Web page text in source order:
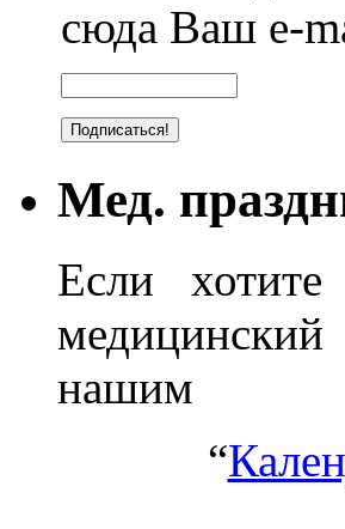
сюда Ваш e-
Мед.
Если
нашим
“